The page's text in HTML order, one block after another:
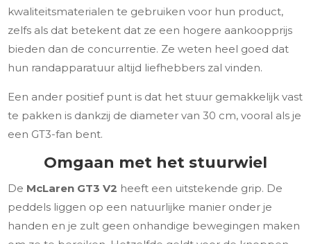
kwaliteitsmaterialen te gebruiken voor hun product,
zelfs als dat betekent dat ze een hogere aankoopprijs
bieden dan de concurrentie. Ze weten heel goed dat
hun randapparatuur altijd liefhebbers zal vinden.
Een ander positief punt is dat het stuur gemakkelijk vast
te pakken is dankzij de diameter van 30 cm, vooral als je
een GT3-fan bent.
Omgaan met het stuurwiel
De McLaren GT3 V2 heeft een uitstekende grip. De
peddels liggen op een natuurlijke manier onder je
handen en je zult geen onhandige bewegingen maken